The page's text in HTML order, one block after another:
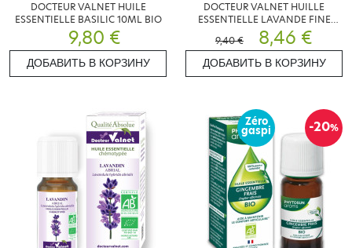
DOCTEUR VALNET HUILE
ESSENTIELLE BASILIC 10ML BIO
9,80 €
ДОБАВИТЬ В КОРЗИНУ
DOCTEUR VALNET HUILLE
ESSENTIELLE LAVANDE FINE
10ML BIO
9,40 € 8,46 €
ДОБАВИТЬ В КОРЗИНУ
-20%
Zéro
gaspi